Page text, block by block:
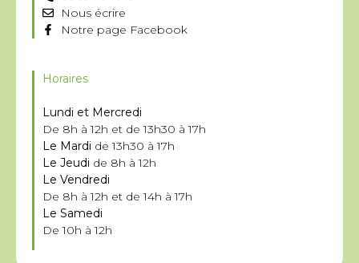
Nous écrire
Notre page Facebook
Horaires
Lundi et Mercredi
De 8h à 12h et de 13h30 à 17h
Le Mardi de 13h30 à 17h
Le Jeudi de 8h à 12h
Le Vendredi
De 8h à 12h et de 14h à 17h
Le Samedi
De 10h à 12h